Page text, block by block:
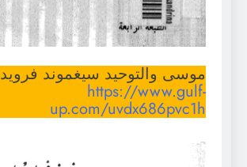
موسى والتوحيد سيغموند فرويد
https://www.gulf-
up.com/uvdx686pvc1h